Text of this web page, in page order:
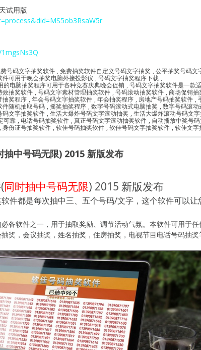
试用版
号码文字抽奖软件 , 免费抽奖软件自定义号码文字抽奖 , 公平抽奖号码文
可用于晚会抽奖电脑外接投影仪 , 号码文字抽奖程序下载 ,
电脑抽奖程序可用于各种竞赛庆典晚会促销 , 号码文字抽奖软件是一款
效抽奖软件 , 号码文字素材管理抽奖软件 , 号码滚动抽奖软件 , 商场促销抽
抽奖程序 , 年会号码文字抽奖软件 , 年会抽奖程序 , 房地产号码抽奖软件 ,
件随机抽取号码 , 摇奖抽奖程序 , 数字号码滚动式电脑抽奖 , 数字号码滚
码文字抽奖软件 , 生活大爆炸号码文字滚动抽奖 , 生活大爆炸滚动号码文
可靠 , 电话号码抽奖软件 , 真正号码文字滚动抽奖软件 , 自动播放中奖号
, 身份证号抽奖软件 , 软佳号码抽奖软件 , 软佳号码文字抽奖软件 , 软佳文字
中号码无限) 2015 新版发布
同时抽中号码无限) 2015 新版发布
件都是每次抽中三、五个号码/文字，这个软件可以
备软件之一，用于抽取奖励、调节活动气氛。本软件可用于
奖，会议抽奖，姓名抽奖，住房抽奖，电视节目电话号码抽奖